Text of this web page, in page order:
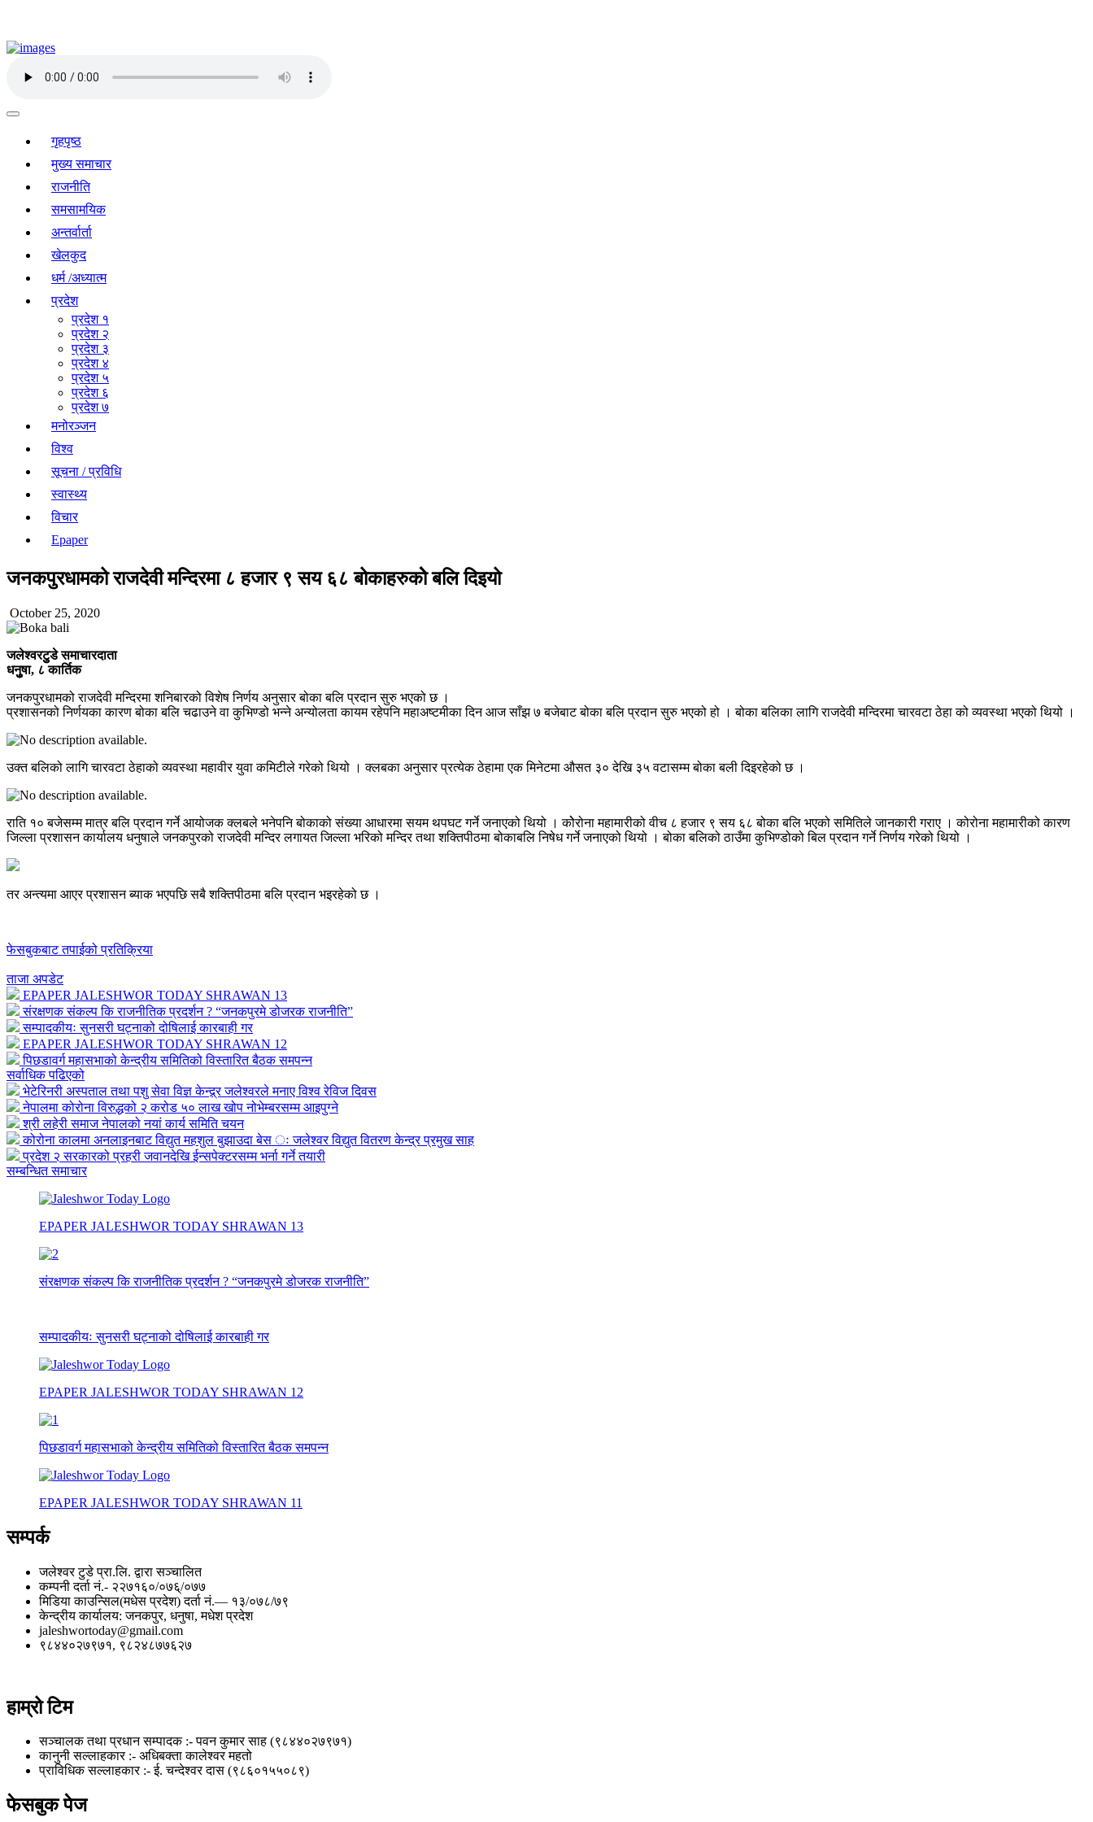
गृहपृष्ठ
मुख्य समाचार
राजनीति
समसामयिक
अन्तर्वार्ता
खेलकुद
धर्म /अध्यात्म
प्रदेश
प्रदेश १
प्रदेश २
प्रदेश ३
प्रदेश ४
प्रदेश ५
प्रदेश ६
प्रदेश ७
मनोरञ्जन
विश्व
सूचना / प्रविधि
स्वास्थ्य
विचार
Epaper
जनकपुरधामको राजदेवी मन्दिरमा ८ हजार ९ सय ६८ बोकाहरुकोे बलि दिइयो
October 25, 2020
जलेश्वरटुुडे समाचारदाता
धनुुुषा, ८ कार्तिक
जनकपुरधामको राजदेवी मन्दिरमा शनिबारको विशेष निर्णय अनुसार बोका बलि प्रदान सुरु भएको छ ।
प्रशासनको निर्णयका कारण बोका बलि चढाउने वा कुभिण्डो भन्ने अन्योलता कायम रहेपनि महाअष्टमीका दिन आज साँझ ७ बजेबाट बोका बलि प्रदान सुरु भएको हो । बोका बलिका लागि राजदेवी मन्दिरमा चारवटा ठेहा को व्यवस्था भएको थियो ।
उक्त बलिको लागि चारवटा ठेहाको व्यवस्था महावीर युवा कमिटीले गरेको थियो । क्लबका अनुसार प्रत्येक ठेहामा एक मिनेटमा औसत ३० देखि ३५ वटासम्म बोका बली दिइरहेको छ ।
राति १० बजेसम्म मात्र बलि प्रदान गर्ने आयोजक क्लबले भनेपनि बोकाको संख्या आधारमा सयम थपघट गर्ने जनाएको थियो । कोेरोना महामारीको वीच ८ हजार ९ सय ६८ बोका बलि भएको समितिले जानकारी गराए । कोरोना महामारीको कारण
जिल्ला प्रशासन कार्यालय धनुषाले जनकपुरको राजदेवी मन्दिर लगायत जिल्ला भरिको मन्दिर तथा शक्तिपीठमा बोकाबलि निषेध गर्ने जनाएको थियो । बोका बलिको ठाउँमा कुभिण्डोको बिल प्रदान गर्ने निर्णय गरेको थियो ।
तर अन्त्यमा आएर प्रशासन ब्याक भएपछि सबै शक्तिपीठमा बलि प्रदान भइरहेको छ ।
फेसबुकबाट तपाईको प्रतिक्रिया
ताजा अपडेट
EPAPER JALESHWOR TODAY SHRAWAN 13
संरक्षणक संकल्प कि राजनीतिक प्रदर्शन ? “जनकपुरमे डोजरक राजनीति”
सम्पादकीयः सुनसरी घट्नाको दोषिलाई कारबाही गर
EPAPER JALESHWOR TODAY SHRAWAN 12
पिछडावर्ग महासभाको केन्द्रीय समितिको विस्तारित बैठक समपन्न
सर्वाधिक पढिएको
भेटेरिनरी अस्पताल तथा पशु सेवा विज्ञ केन्द्र्र जलेश्वरले मनाए विश्व रेविज दिवस
नेपालमा कोरोना विरुद्धको २ करोड ५० लाख खोप नोभेम्बरसम्म आइपुग्ने
श्री लहेरी समाज नेपालको नयां कार्य समिति चयन
कोरोना कालमा अनलाइनबाट विद्युत महशुल बुझाउदा बेस ः जलेश्वर विद्युत वितरण केन्द्र प्रमुख साह
प्रदेश २ सरकारको प्रहरी जवानदेखि ईन्सपेक्टरसम्म भर्ना गर्ने तयारी
सम्बन्धित समाचार
EPAPER JALESHWOR TODAY SHRAWAN 13
संरक्षणक संकल्प कि राजनीतिक प्रदर्शन ? “जनकपुरमे डोजरक राजनीति”
सम्पादकीयः सुनसरी घट्नाको दोषिलाई कारबाही गर
EPAPER JALESHWOR TODAY SHRAWAN 12
पिछडावर्ग महासभाको केन्द्रीय समितिको विस्तारित बैठक समपन्न
EPAPER JALESHWOR TODAY SHRAWAN 11
सम्पर्क
जलेश्वर टुडे प्रा.लि. द्वारा सञ्चालित
कम्पनी दर्ता नं.- २२७१६०/०७६्/०७७
मिडिया काउन्सिल(मधेस प्रदेश) दर्ता नं.— १३/०७८/७९
केन्द्रीय कार्यालय: जनकपुर, धनुषा, मधेश प्रदेश
jaleshwortoday@gmail.com
९८४४०२७९७१, ९८२४८७७६२७
हाम्रो टिम
सञ्चालक तथा प्रधान सम्पादक :- पवन कुमार साह (९८४४०२७९७१)
कानुनी सल्लाहकार :- अधिबक्ता कालेश्वर महतो
प्राविधिक सल्लाहकार :- ई. चन्देश्वर दास (९८६०१५५०८९)
फेसबुक पेज